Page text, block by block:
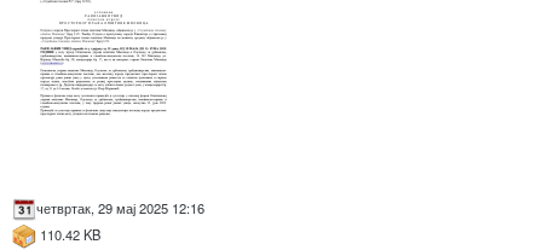
четвртак, 29 мај 2025 12:16
110.42 KB